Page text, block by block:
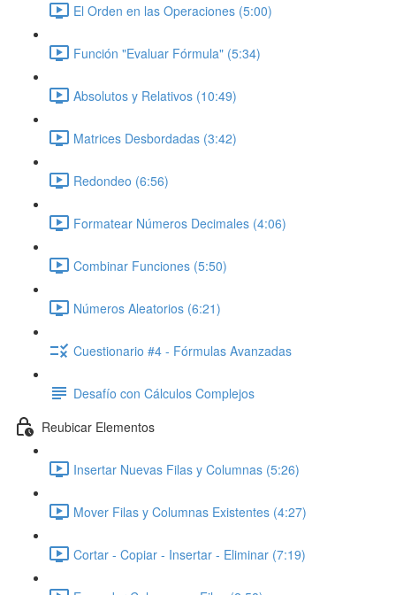
El Orden en las Operaciones (5:00)
Función "Evaluar Fórmula" (5:34)
Absolutos y Relativos (10:49)
Matrices Desbordadas (3:42)
Redondeo (6:56)
Formatear Números Decimales (4:06)
Combinar Funciones (5:50)
Números Aleatorios (6:21)
Cuestionario #4 - Fórmulas Avanzadas
Desafío con Cálculos Complejos
Reubicar Elementos
Insertar Nuevas Filas y Columnas (5:26)
Mover Filas y Columnas Existentes (4:27)
Cortar - Copiar - Insertar - Eliminar (7:19)